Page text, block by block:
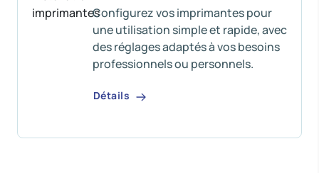
Configurez vos imprimantes pour
une utilisation simple et rapide, avec
des réglages adaptés à vos besoins
professionnels ou personnels.
Détails